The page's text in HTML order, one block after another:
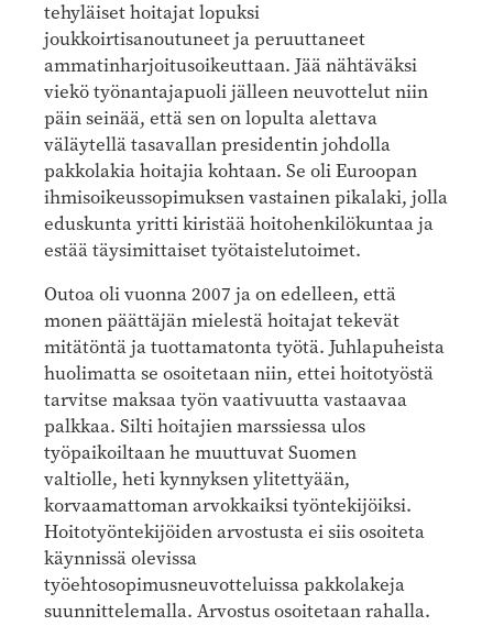
tehyläiset hoitajat lopuksi
joukkoirtisanoutuneet ja peruuttaneet
ammatinharjoitusoikeuttaan. Jää nähtäväksi
viekö työnantajapuoli jälleen neuvottelut niin
päin seinää, että sen on lopulta alettava
väläytellä tasavallan presidentin johdolla
pakkolakia hoitajia kohtaan. Se oli Euroopan
ihmisoikeussopimuksen vastainen pikalaki, jolla
eduskunta yritti kiristää hoitohenkilökuntaa ja
estää täysimittaiset työtaistelutoimet.
Outoa oli vuonna 2007 ja on edelleen, että
monen päättäjän mielestä hoitajat tekevät
mitätöntä ja tuottamatonta työtä. Juhlapuheista
huolimatta se osoitetaan niin, ettei hoitotyöstä
tarvitse maksaa työn vaativuutta vastaavaa
palkkaa. Silti hoitajien marssiessa ulos
työpaikoiltaan he muuttuvat Suomen
valtiolle, heti kynnyksen ylitettyään,
korvaamattoman arvokkaiksi työntekijöiksi.
Hoitotyöntekijöiden arvostusta ei siis osoiteta
käynnissä olevissa
työehtosopimusneuvotteluissa pakkolakeja
suunnittelemalla. Arvostus osoitetaan rahalla.